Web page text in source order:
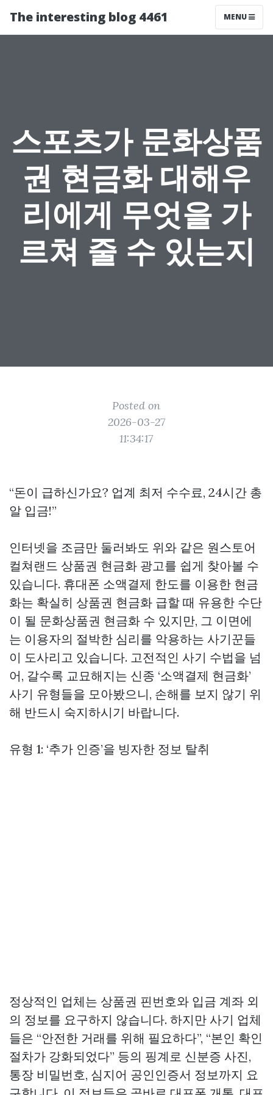
The interesting blog 4461 MENU
스포츠가 문화상품
권 현금화 대해우
리에게 무엇을 가
르쳐 줄 수 있는지
Posted on
2026-03-27
11:34:17
“돈이 급하신가요? 업계 최저 수수료, 24시간 총
알 입금!”
인터넷을 조금만 둘러봐도 위와 같은 원스토어
컬쳐랜드 상품권 현금화 광고를 쉽게 찾아볼 수
있습니다. 휴대폰 소액결제 한도를 이용한 현금
화는 확실히 상품권 현금화 급할 때 유용한 수단
이 될 문화상품권 현금화 수 있지만, 그 이면에
는 이용자의 절박한 심리를 악용하는 사기꾼들
이 도사리고 있습니다. 고전적인 사기 수법을 넘
어, 갈수록 교묘해지는 신종 ‘소액결제 현금화’
사기 유형들을 모아봤으니, 손해를 보지 않기 위
해 반드시 숙지하시기 바랍니다.
유형 1: ‘추가 인증’을 빙자한 정보 탈취
정상적인 업체는 상품권 핀번호와 입금 계좌 외
의 정보를 요구하지 않습니다. 하지만 사기 업체
들은 “안전한 거래를 위해 필요하다”, “본인 확인
절차가 강화되었다” 등의 핑계로 신분증 사진,
통장 비밀번호, 심지어 공인인증서 정보까지 요